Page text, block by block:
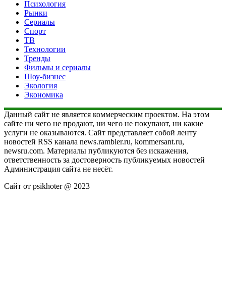
Психология
Рынки
Сериалы
Спорт
ТВ
Технологии
Тренды
Фильмы и сериалы
Шоу-бизнес
Экология
Экономика
Данный сайт не является коммерческим проектом. На этом
сайте ни чего не продают, ни чего не покупают, ни какие
услуги не оказываются. Сайт представляет собой ленту
новостей RSS канала news.rambler.ru, kommersant.ru,
newsru.com. Материалы публикуются без искажения,
ответственность за достоверность публикуемых новостей
Администрация сайта не несёт.
Сайт от psikhoter @ 2023